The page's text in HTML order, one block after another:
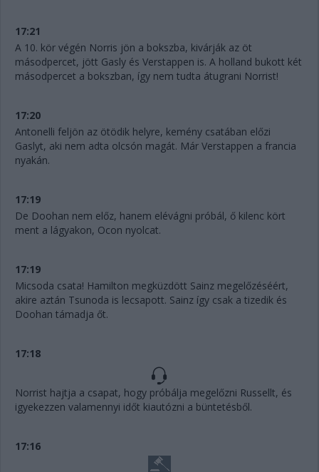
17:21
A 10. kör végén Norris jön a bokszba, kivárják az öt
másodpercet, jött Gasly és Verstappen is. A holland bukott két
másodpercet a bokszban, így nem tudta átugrani Norrist!
17:20
Antonelli feljön az ötödik helyre, kemény csatában előzi
Gaslyt, aki nem adta olcsón magát. Már Verstappen a francia
nyakán.
17:19
De Doohan nem előz, hanem elévágni próbál, ő kilenc kört
ment a lágyakon, Ocon nyolcat.
17:19
Micsoda csata! Hamilton megküzdött Sainz megelőzéséért,
akire aztán Tsunoda is lecsapott. Sainz így csak a tizedik és
Doohan támadja őt.
17:18
Norrist hajtja a csapat, hogy próbálja megelőzni Russellt, és
igyekezzen valamennyi időt kiautózni a büntetésből.
17:16